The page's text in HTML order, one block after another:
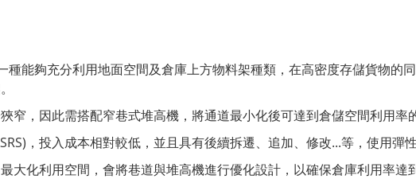
種能夠充分利用地面空間及倉庫上方物料架種類，在高密度存儲貨物的
窄，因此需搭配窄巷式堆高機，將通道最小化後可達到倉儲空間利用率
，投入成本相對較低，並且具有後續拆遷、追加、修改...等，使用彈性
大化利用空間，會將巷道與堆高機進行優化設計，以確保倉庫利用率